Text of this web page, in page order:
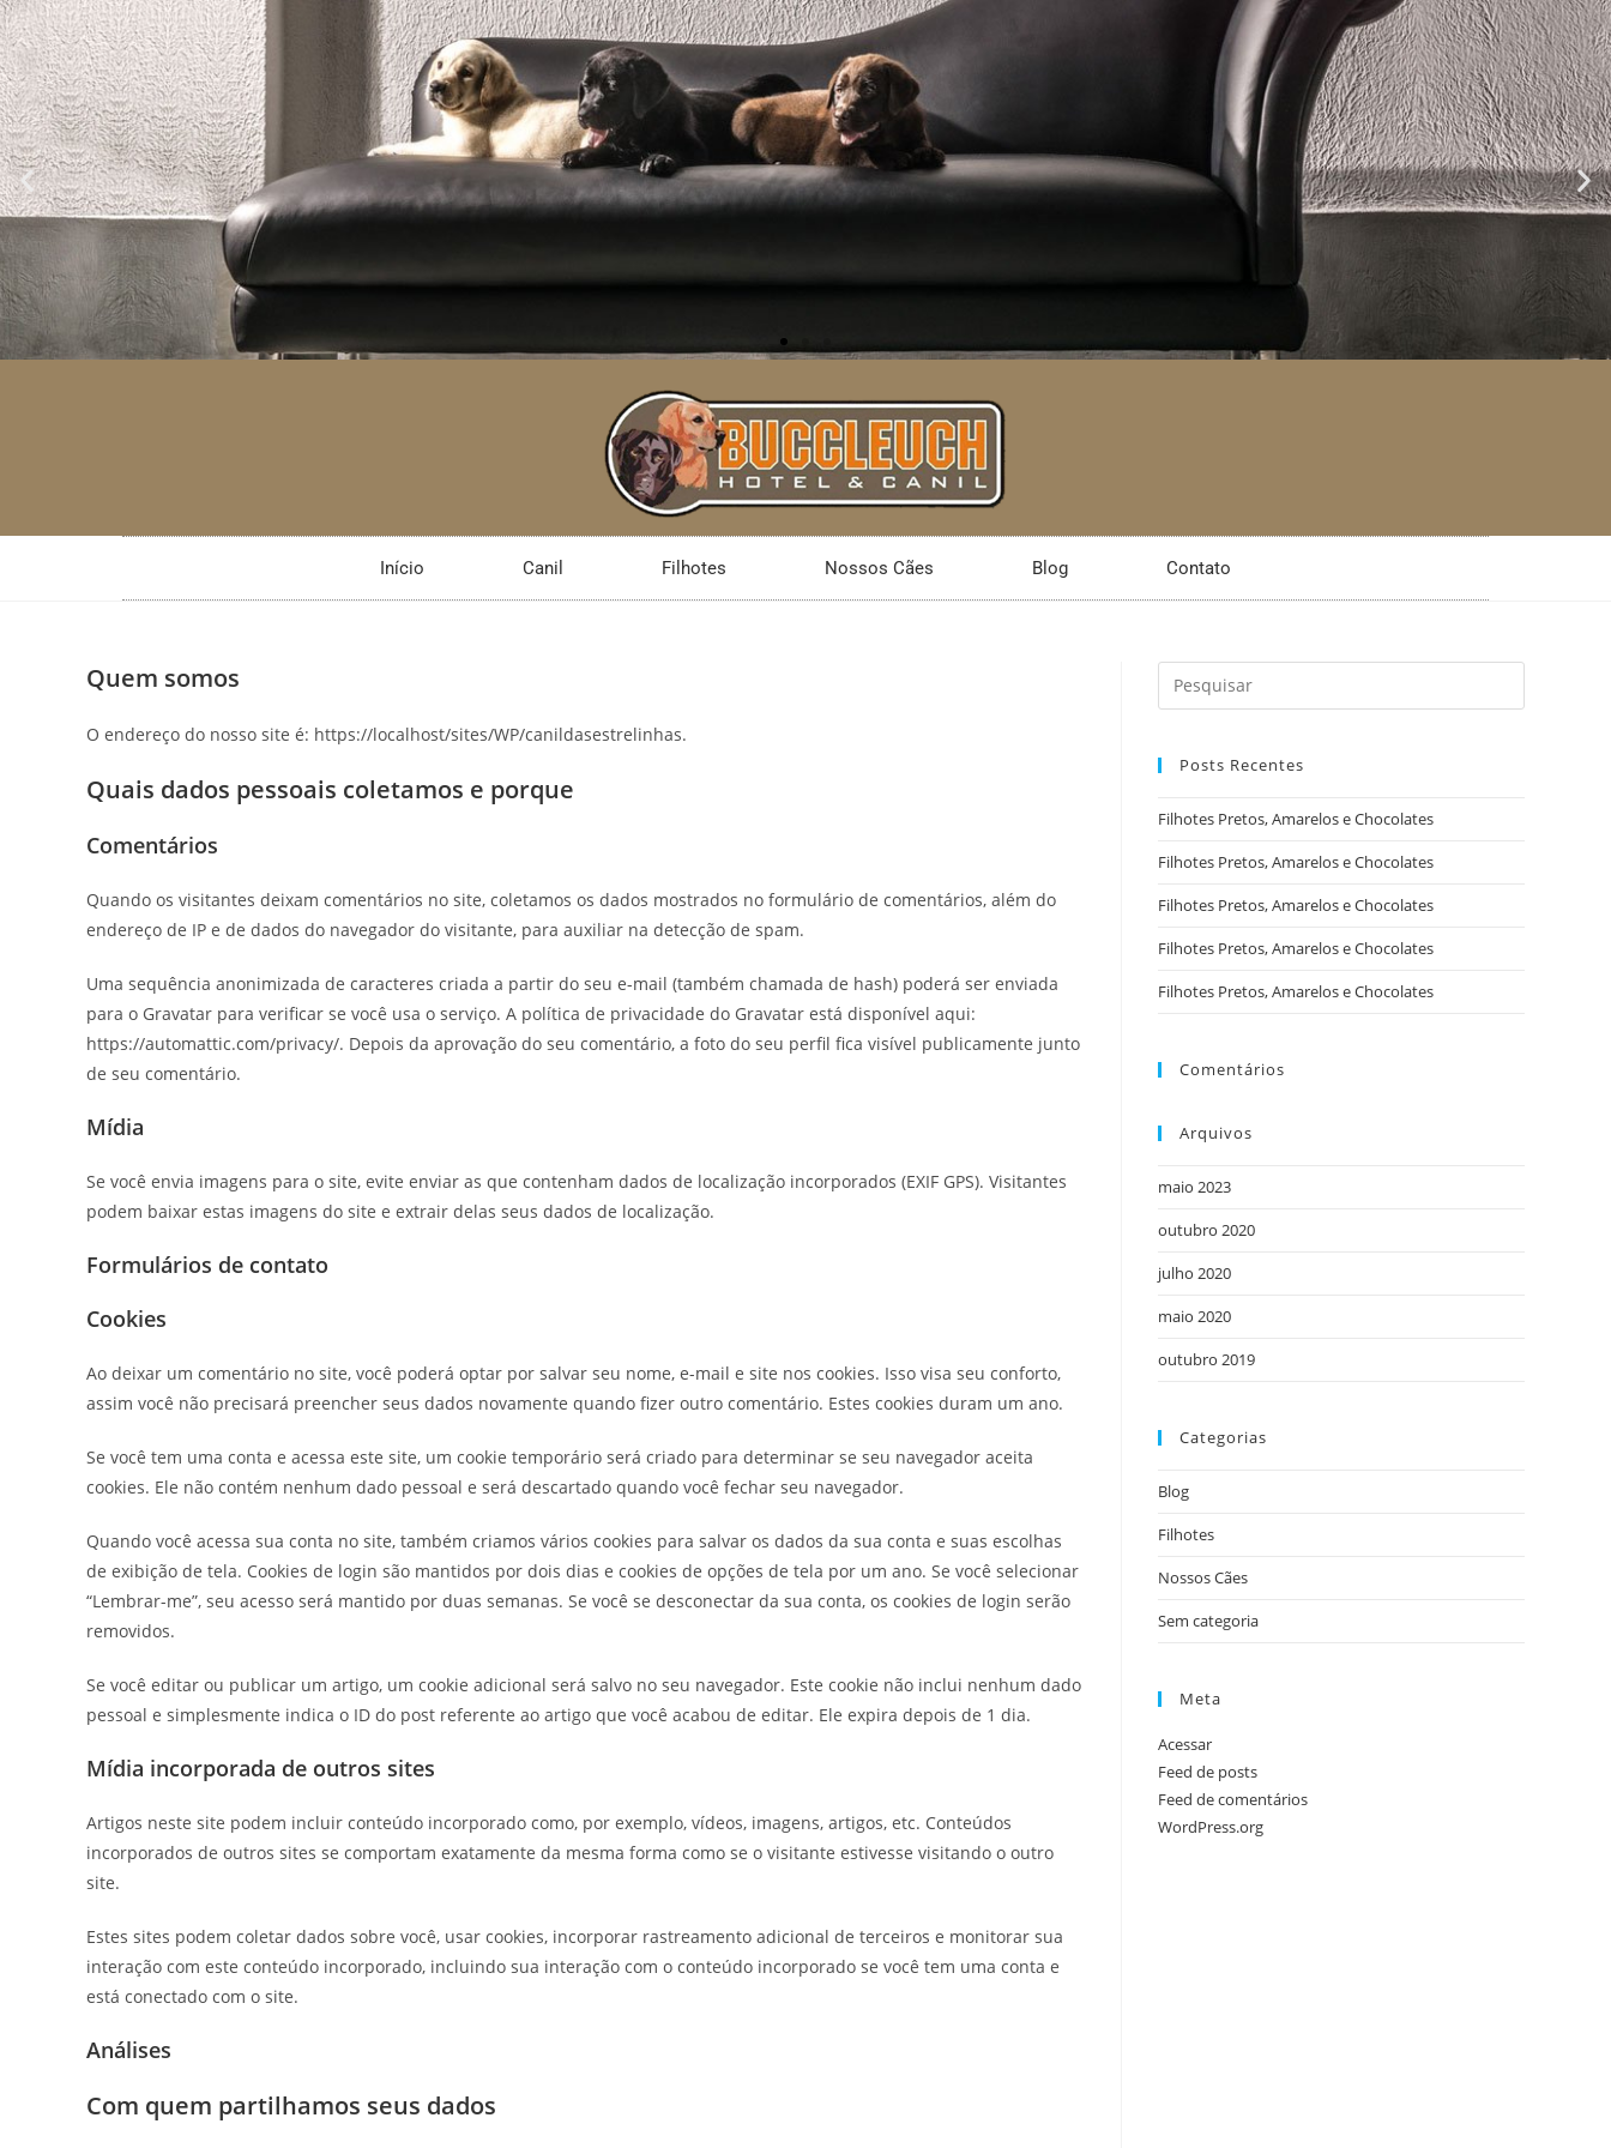
Início Canil Filhotes Nossos Cães Blog Contato
Quem somos
O endereço do nosso site é: https://localhost/sites/WP/canildasestrelinhas.
Quais dados pessoais coletamos e porque
Comentários
Quando os visitantes deixam comentários no site, coletamos os dados mostrados no formulário de comentários, além do
endereço de IP e de dados do navegador do visitante, para auxiliar na detecção de spam.
Uma sequência anonimizada de caracteres criada a partir do seu e-mail (também chamada de hash) poderá ser enviada
para o Gravatar para verificar se você usa o serviço. A política de privacidade do Gravatar está disponível aqui:
https://automattic.com/privacy/. Depois da aprovação do seu comentário, a foto do seu perfil fica visível publicamente junto
de seu comentário.
Mídia
Se você envia imagens para o site, evite enviar as que contenham dados de localização incorporados (EXIF GPS). Visitantes
podem baixar estas imagens do site e extrair delas seus dados de localização.
Formulários de contato
Cookies
Ao deixar um comentário no site, você poderá optar por salvar seu nome, e-mail e site nos cookies. Isso visa seu conforto,
assim você não precisará preencher seus dados novamente quando fizer outro comentário. Estes cookies duram um ano.
Se você tem uma conta e acessa este site, um cookie temporário será criado para determinar se seu navegador aceita
cookies. Ele não contém nenhum dado pessoal e será descartado quando você fechar seu navegador.
Quando você acessa sua conta no site, também criamos vários cookies para salvar os dados da sua conta e suas escolhas
de exibição de tela. Cookies de login são mantidos por dois dias e cookies de opções de tela por um ano. Se você selecionar
“Lembrar-me”, seu acesso será mantido por duas semanas. Se você se desconectar da sua conta, os cookies de login serão
removidos.
Se você editar ou publicar um artigo, um cookie adicional será salvo no seu navegador. Este cookie não inclui nenhum dado
pessoal e simplesmente indica o ID do post referente ao artigo que você acabou de editar. Ele expira depois de 1 dia.
Mídia incorporada de outros sites
Artigos neste site podem incluir conteúdo incorporado como, por exemplo, vídeos, imagens, artigos, etc. Conteúdos
incorporados de outros sites se comportam exatamente da mesma forma como se o visitante estivesse visitando o outro
site.
Estes sites podem coletar dados sobre você, usar cookies, incorporar rastreamento adicional de terceiros e monitorar sua
interação com este conteúdo incorporado, incluindo sua interação com o conteúdo incorporado se você tem uma conta e
está conectado com o site.
Análises
Com quem partilhamos seus dados
Posts Recentes
Filhotes Pretos, Amarelos e Chocolates
Filhotes Pretos, Amarelos e Chocolates
Filhotes Pretos, Amarelos e Chocolates
Filhotes Pretos, Amarelos e Chocolates
Filhotes Pretos, Amarelos e Chocolates
Comentários
Arquivos
maio 2023
outubro 2020
julho 2020
maio 2020
outubro 2019
Categorias
Blog
Filhotes
Nossos Cães
Sem categoria
Meta
Acessar
Feed de posts
Feed de comentários
WordPress.org